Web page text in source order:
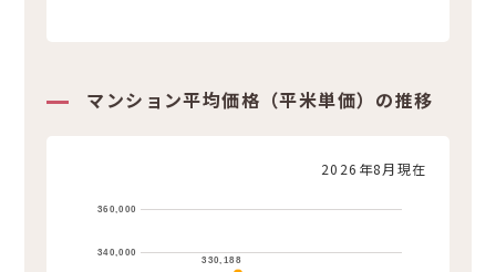
マンション平均価格（平米単価）の推移
2026年8月現在
340,000
360,000
330,188